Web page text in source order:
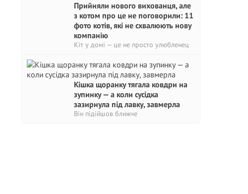
Прийняли нового вихованця, але
з котом про це не поговорили: 11
фото котів, які не схвалюють нову
компанію
Кіт у домі — це не просто улюбленец
Кішка щоранку тягала ковдри на
зупинку — а коли сусідка
зазирнула під лавку, завмерла
Він підійшов ближче